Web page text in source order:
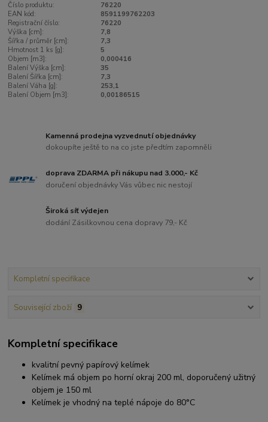
Číslo produktu:
76220
EAN kód:
8591199762203
Registrační číslo:
76220
Výška [cm]:
7,8
Šířka / průměr [cm]:
7,3
Hmotnost 1 ks [g]:
5
Objem [m3]:
0,000416
Balení Výška [cm]:
35
Balení Šířka [cm]:
7,3
Balení Váha [g]:
253,1
Balení Objem [m3]:
0,00186515
Kamenná prodejna vyzvednutí objednávky
dokoupíte ještě to na co jste předtím zapomněli
doprava ZDARMA při nákupu nad 3.000,- Kč
doručení objednávky Vás vůbec nic nestojí
Široká síť výdejen
dodání Zásilkovnou cena dopravy 79,- Kč
Kompletní specifikace
Související zboží 9
Kompletní specifikace
kvalitní pevný papírový kelímek
Kelímek má objem po horní okraj 200 ml, doporučený užitný
objem je 150 ml
Kelímek je vhodný na teplé nápoje do 80°C